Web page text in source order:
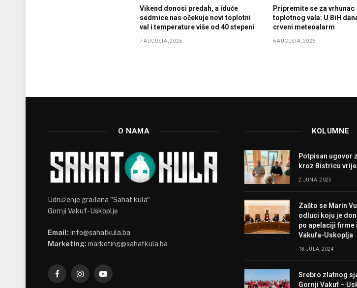
Vikend donosi predah, a iduće
sedmice nas očekuje novi toplotni
val i temperature više od 40 stepeni
7 AUGUSTA, 2026
Pripremite se za vrhunac
toplotnog vala: U BiH
crveni meteoalarm
6 AUGUSTA, 2026
O NAMA
Udruženje građana "Sahat kula"
Gornji Vakuf-Uskoplje
Email: info@sahatkula.ba
Marketing: marketing@sahatkula.ba
FacebookInstagramYouTube
KOLUMNE
Potpisan ugovor
kroz Bistricu
2 JUNA, 2025
Zašto se Marin
odluci koju je
po apelaciji firme
Vakufa-Uskoplja
18 JULA, 2024
Srebro zlatnog
Gornji Vakuf –